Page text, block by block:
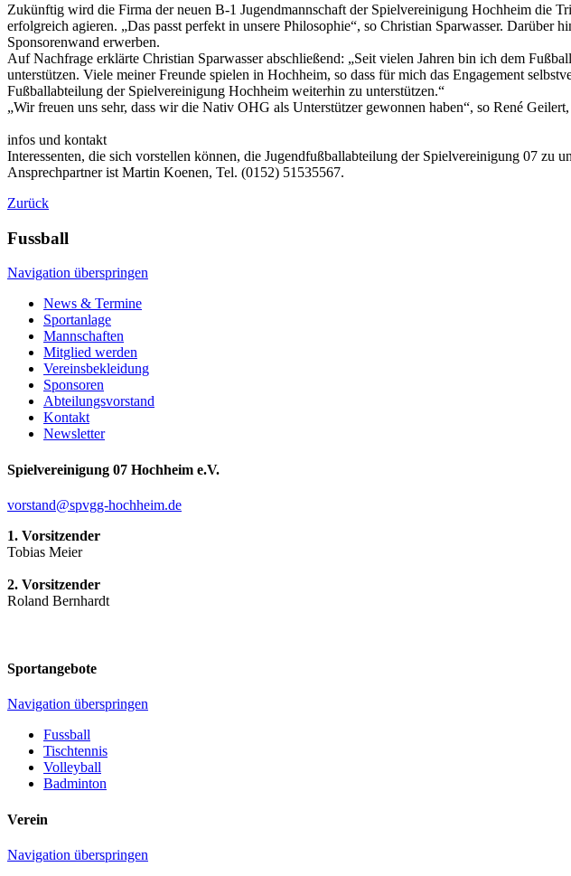
Zukünftig wird die Firma der neuen B-1 Jugendmannschaft der Spielvereinigung Hochheim die
erfolgreich agieren. „Das passt perfekt in unsere Philosophie“, so Christian Sparwasser.
Sponsorenwand erwerben.
Auf Nachfrage erklärte Christian Sparwasser abschließend: „Seit vielen Jahren bin ich dem
unterstützen. Viele meiner Freunde spielen in Hochheim, so dass für mich das Engagement
Fußballabteilung der Spielvereinigung Hochheim weiterhin zu unterstützen.“
„Wir freuen uns sehr, dass wir die Nativ OHG als Unterstützer gewonnen haben“, so René
infos und kontakt
Interessenten, die sich vorstellen können, die Jugendfußballabteilung der Spielvereinigung 07 zu
Ansprechpartner ist Martin Koenen, Tel. (0152) 51535567.
Zurück
Fussball
Navigation überspringen
News & Termine
Sportanlage
Mannschaften
Mitglied werden
Vereinsbekleidung
Sponsoren
Abteilungsvorstand
Kontakt
Newsletter
Spielvereinigung 07 Hochheim e.V.
vorstand@spvgg-hochheim.de
1. Vorsitzender
Tobias Meier
2. Vorsitzender
Roland Bernhardt
Sportangebote
Navigation überspringen
Fussball
Tischtennis
Volleyball
Badminton
Verein
Navigation überspringen